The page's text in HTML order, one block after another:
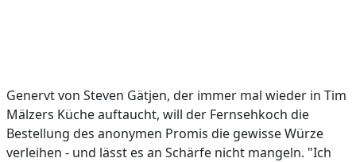
Genervt von Steven Gätjen, der immer mal wieder in Tim
Mälzers Küche auftaucht, will der Fernsehkoch die
Bestellung des anonymen Promis die gewisse Würze
verleihen - und lässt es an Schärfe nicht mangeln. "Ich